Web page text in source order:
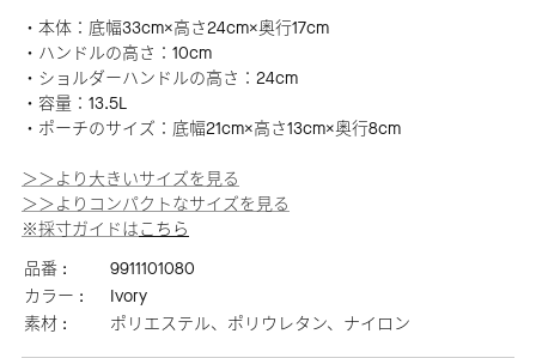
・本体：底幅33cm×高さ24cm×奥行17cm
・ハンドルの高さ：10cm
・ショルダーハンドルの高さ：24cm
・容量：13.5L
・ポーチのサイズ：底幅21cm×高さ13cm×奥行8cm
＞＞より大きいサイズを見る
＞＞よりコンパクトなサイズを見る
※採寸ガイドはこちら
品番 :
9911101080
カラー :
Ivory
素材 :
ポリエステル、ポリウレタン、ナイロン